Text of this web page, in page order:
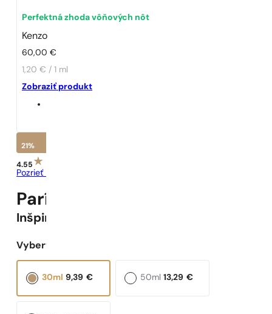
Perfektná zhoda vôňových nôt
Kenzo
60,00€
1,20 € / 1 ml
Zobraziť produkt
21%
4.55
Pozrieť recenzie
Parížske Parfumy N° 29 -
Inšpirované
Vyberte objem:
9,39 €
30ml 13,29 €
50ml